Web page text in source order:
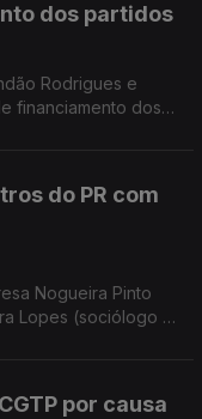
dos partidos
Rodrigues e
financiamento dos
do PR com
Nogueira Pinto
Lopes (sociólogo e
por causa